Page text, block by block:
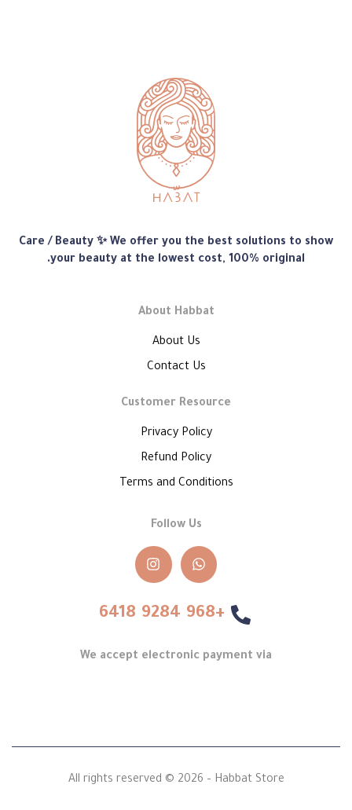
متجر
هبّات
Care / Beauty ✨ We offer you the best solutions to show
your beauty at the lowest cost, 100% original.
About Habbat
About Us
Contact Us
Customer Resource
Privacy Policy
Refund Policy
Terms and Conditions
Follow Us
+968 9284 6418
We accept electronic payment via
All rights reserved © 2026 – Habbat Store